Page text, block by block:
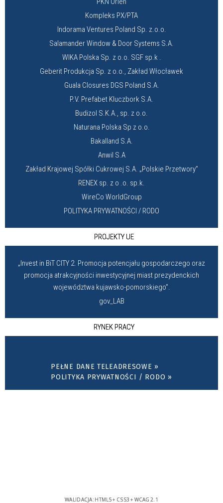
Kompleks PX/PTA
Indorama Ventures Poland Sp. z.o.o.
Salamander Window & Door Systems S.A.
WIKA Polska Sp. z o.o. SGF sp.k .
Geberit Produkcja Sp. z o.o., Zakład Włocławek
Guala Closures DGS Poland S.A.
P.V. Prefabet Kluczbork S.A.
Budizol S.K.A., sp. z o.o.
Naturana Polska Sp z o.o.
Bakalland S.A.
Anwil S.A
Zakład Krajowej Spółki Cukrowej S.A. „Polskie Przetwory”
RENEX sp. z o .o. sp.k.
WireCo WorldGroup
POLITYKA PRYWATNOŚCI / RODO
PROJEKTY UE
„Invest in BiT CITY 2. Promocja potencjału gospodarczego oraz
promocja atrakcyjności inwestycyjnej miast prezydenckich
województwa kujawsko-pomorskiego”.
gov_LAB
RYNEK PRACY
PEŁNE DANE TELEADRESOWE »
POLITYKA PRYWATNOŚCI / RODO »
WALIDACJA: HTML5+ CSS3 + WCAG 2.1